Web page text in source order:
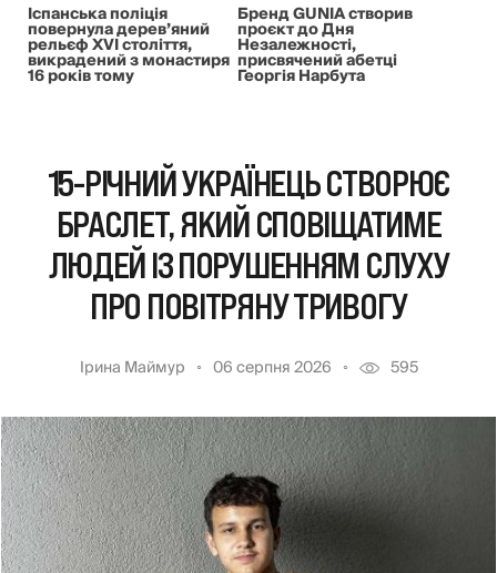
Іспанська поліція
повернула дерев’яний
рельєф XVI століття,
викрадений з монастиря
16 років тому
Бренд GUNIA створив
проєкт до Дня
Незалежності,
присвячений абетці
Георгія Нарбута
15-РІЧНИЙ УКРАЇНЕЦЬ СТВОРЮЄ
БРАСЛЕТ, ЯКИЙ СПОВІЩАТИМЕ
ЛЮДЕЙ ІЗ ПОРУШЕННЯМ СЛУХУ
ПРО ПОВІТРЯНУ ТРИВОГУ
Ірина Маймур 06 серпня 2026 595